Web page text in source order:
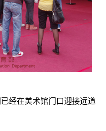
经在美术馆门口迎接远道